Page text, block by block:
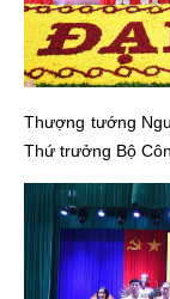
Thượng tướng
Thứ trưởng Bộ